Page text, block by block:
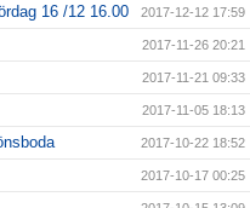
16 /12 16.00 2017-12-12 17:59
2017-11-26 20:21
2017-11-21 09:33
2017-11-05 18:13
2017-10-22 18:52
2017-10-17 00:25